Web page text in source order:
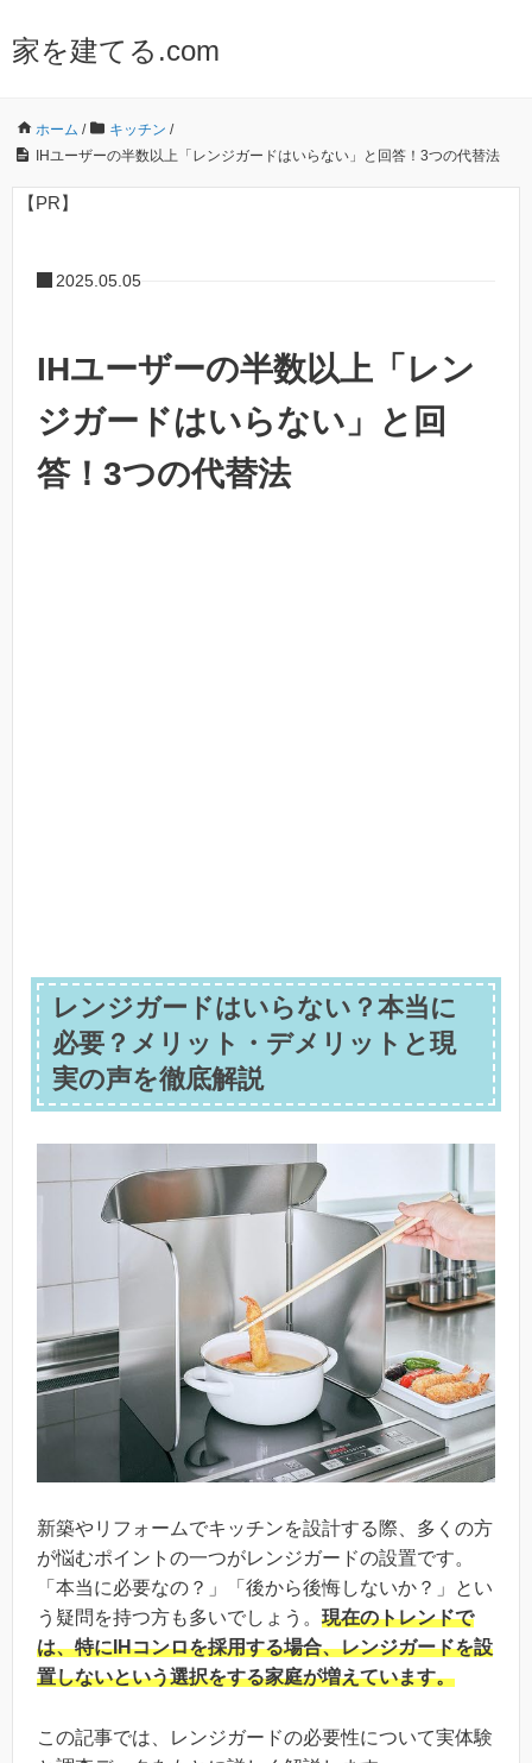
家を建てる.com
ホーム / キッチン /
IHユーザーの半数以上「レンジガードはいらない」と回答！3つの代替法
【PR】
2025.05.05
IHユーザーの半数以上「レン
ジガードはいらない」と回
答！3つの代替法
レンジガードはいらない？本当に
必要？メリット・デメリットと現
実の声を徹底解説
新築やリフォームでキッチンを設計する際、多くの方
が悩むポイントの一つがレンジガードの設置です。
「本当に必要なの？」「後から後悔しないか？」とい
う疑問を持つ方も多いでしょう。 現在のトレンドで
は、特にIHコンロを採用する場合、レンジガードを設
置しないという選択をする家庭が増えています。
この記事では、レンジガードの必要性について実体験